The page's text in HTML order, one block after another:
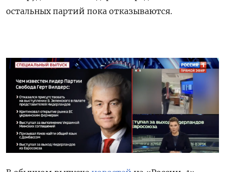
остальных партий пока отказываются.